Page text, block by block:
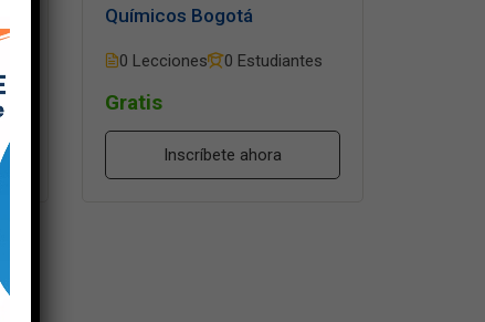
Químicos Bogotá
0 Lecciones 0 Estudiantes
Gratis
Inscríbete ahora